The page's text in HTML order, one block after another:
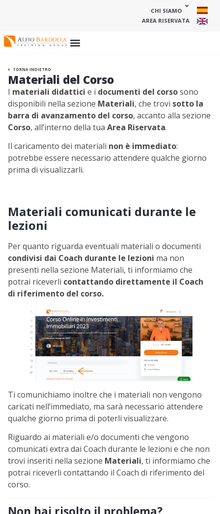
CHI SIAMO
AREA RISERVATA
TORNA INDIETRO
Materiali del Corso
I materiali didattici e i documenti del corsosono
disponibili nella sezione Materiali, che trovi sotto la
barra di avanzamento del corso, accanto alla sezione
Corso, all’interno della tua Area Riservata.
Il caricamento dei materiali non è immediato:
potrebbe essere necessario attendere qualche giorno
prima di visualizzarli.
Materiali comunicati durante le
lezioni
Per quanto riguarda eventuali materiali o documenti
condivisi dai Coach durante le lezioni ma non
presenti nella sezione Materiali, ti informiamo che
potrai riceverli contattando direttamente il Coach
di riferimento del corso.
Ti comunichiamo inoltre che i materiali non vengono
caricati nell’immediato, ma sarà necessario attendere
qualche giorno prima di poterli visualizzare.
Riguardo ai materiali e/o documenti che vengono
comunicati extra dai Coach durante le lezioni e che non
trovi inseriti nella sezione Materiali, ti informiamo che
potrai riceverli contattando il Coach di riferimento del
corso.